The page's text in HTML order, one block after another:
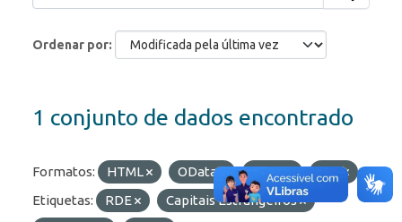
Ordenar por
1 conjunto de dados encontrado
Formatos: HTML OData JSON
API
Etiquetas:
RDE
Capitais Estrangeiros